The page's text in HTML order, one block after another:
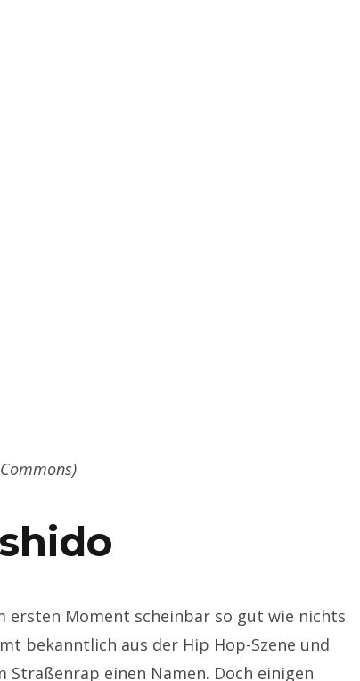
ersten Moment scheinbar so gut wie nichts
bekanntlich aus der Hip Hop-Szene und
einen Namen. Doch einigen